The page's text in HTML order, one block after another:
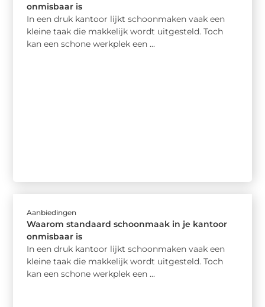
onmisbaar is
In een druk kantoor lijkt schoonmaken vaak een
kleine taak die makkelijk wordt uitgesteld. Toch
kan een schone werkplek een ...
Aanbiedingen
Waarom standaard schoonmaak in je kantoor
onmisbaar is
In een druk kantoor lijkt schoonmaken vaak een
kleine taak die makkelijk wordt uitgesteld. Toch
kan een schone werkplek een ...